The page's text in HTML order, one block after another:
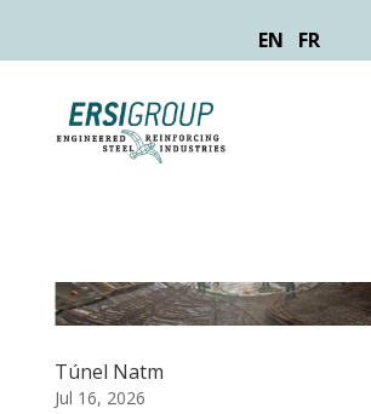
EN FR
Túnel Natm
Jul 16, 2026